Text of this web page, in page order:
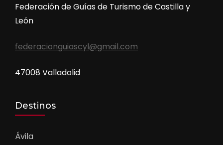
Federación de Guías de Turismo de Castilla y
León
federacionguiascyl@gmail.com
47008 Valladolid
Destinos
Ávila